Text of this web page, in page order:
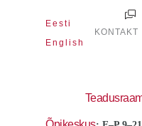
Eesti
English
KONTAKT